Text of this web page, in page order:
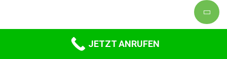
JETZT ANRUFEN